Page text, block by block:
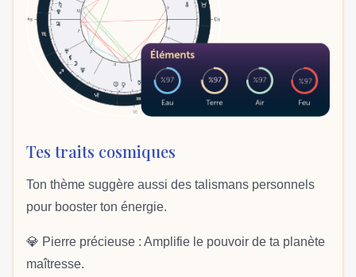
Tes traits cosmiques
Ton thème suggère aussi des talismans personnels
pour booster ton énergie.
💎 Pierre précieuse : Amplifie le pouvoir de ta planète
maîtresse.